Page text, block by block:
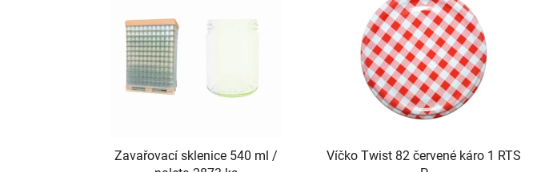
Zavařovací sklenice 540 ml /
Víčko Twist 82 červené káro 1 RTS